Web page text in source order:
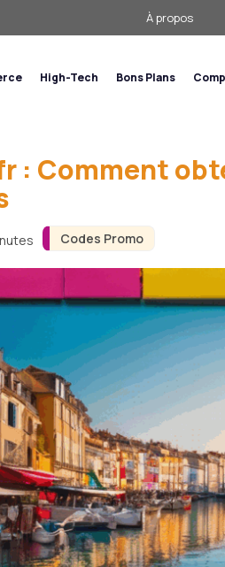
À propos
High-Tech Bons Plans
Codes Promo
: Comment